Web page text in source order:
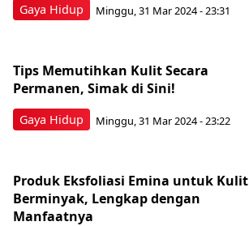
Gaya Hidup Minggu, 31 Mar 2024 - 23:31
Gaya Hidup
Tips Memutihkan Kulit Secara
Permanen, Simak di Sini!
Minggu, 31 Mar 2024 - 23:22
Produk Eksfoliasi Emina untuk Kulit
Berminyak, Lengkap dengan
Manfaatnya